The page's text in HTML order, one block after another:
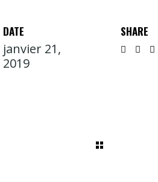
DATE
janvier 21,
2019
SHARE